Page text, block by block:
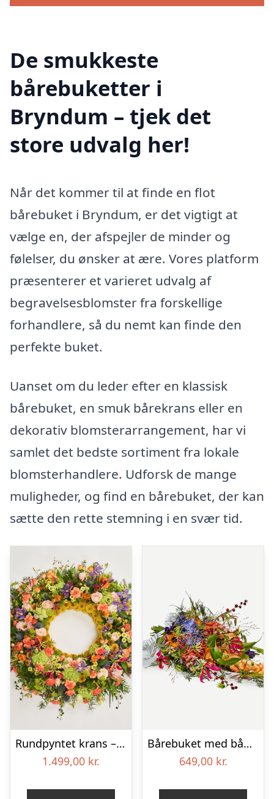
De smukkeste
bårebuketter i
Bryndum – tjek det
store udvalg her!
Når det kommer til at finde en flot
bårebuket i Bryndum, er det vigtigt at
vælge en, der afspejler de minder og
følelser, du ønsker at ære. Vores platform
præsenterer et varieret udvalg af
begravelsesblomster fra forskellige
forhandlere, så du nemt kan finde den
perfekte buket.
Uanset om du leder efter en klassisk
bårebuket, en smuk bårekrans eller en
dekorativ blomsterarrangement, har vi
samlet det bedste sortiment fra lokale
blomsterhandlere. Udforsk de mange
muligheder, og find en bårebuket, der kan
sætte den rette stemning i en svær tid.
Rundpyntet krans – Et farverigt farvel
1.499,00 kr.
Bårebuket med bånd – Et farverigt farvel
649,00 kr.